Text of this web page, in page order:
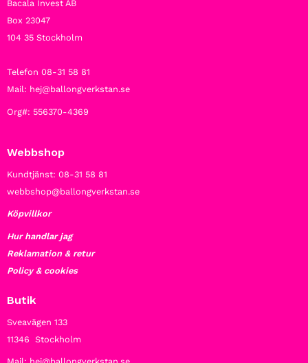
Bacala Invest AB
Box 23047
104 35 Stockholm
Telefon 08-31 58 81
Mail: hej@ballongverkstan.se
Org#: 556370-4369
Webbshop
Kundtjänst: 08-31 58 81
webbshop@ballongverkstan.se
Köpvillkor
Hur handlar jag
Reklamation & retur
Policy & cookies
Butik
Sveavägen 133
11346 Stockholm